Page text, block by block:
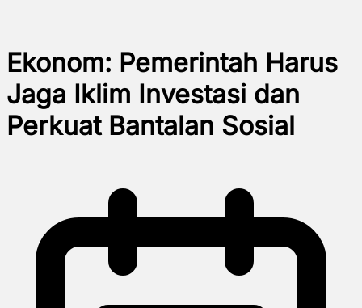
Ekonom: Pemerintah Harus
Jaga Iklim Investasi dan
Perkuat Bantalan Sosial